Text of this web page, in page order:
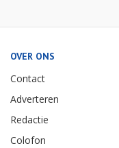
OVER ONS
Contact
Adverteren
Redactie
Colofon